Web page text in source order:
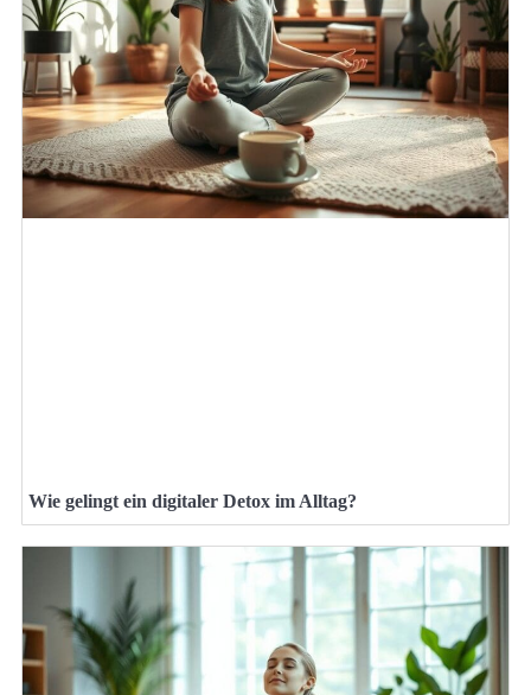
Wie gelingt ein digitaler Detox im Alltag?